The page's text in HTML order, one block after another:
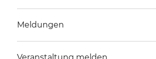
Meldungen